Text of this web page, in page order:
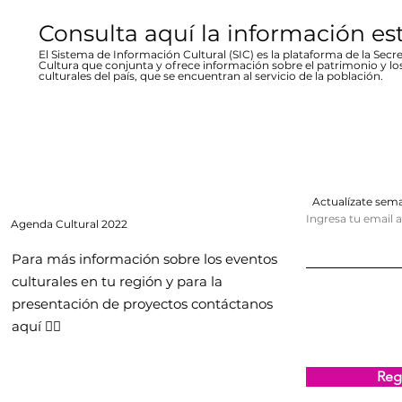
Consulta aquí la información
El Sistema de Información Cultural (SIC) es la plataforma de la
Cultura que conjunta y ofrece información sobre el patrimonio y
culturales del país, que se encuentran al servicio de la población.
Agenda Cultural 2022
Para más información sobre los eventos
culturales en tu región y para la
presentación de proyectos contáctanos
aquí 👇🏻
Actualízate
Ingresa tu email